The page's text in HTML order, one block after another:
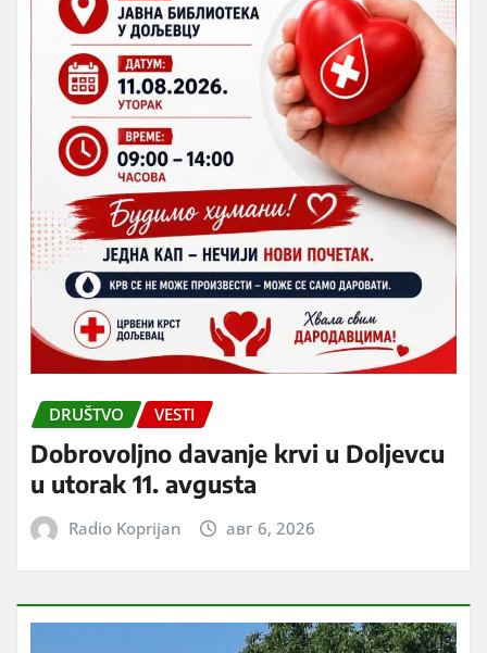
DRUŠTVO VESTI
Dobrovoljno davanje krvi u Doljevcu
u utorak 11. avgusta
Radio Koprijan авг 6, 2026